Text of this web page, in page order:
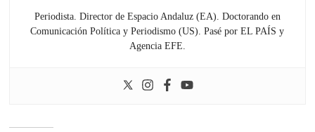
Periodista. Director de Espacio Andaluz (EA). Doctorando en
Comunicación Política y Periodismo (US). Pasé por EL PAÍS y
Agencia EFE.